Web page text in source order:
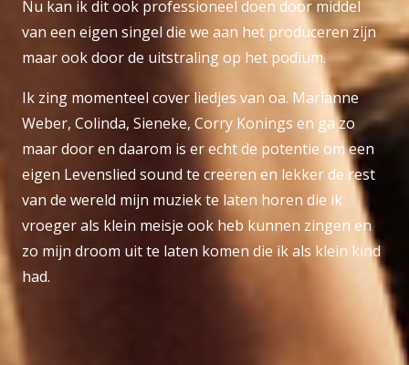
Nu kan ik dit ook professioneel doen door middel
van een eigen singel die we aan het produceren zijn
maar ook door de uitstraling op het podium.
Ik zing momenteel cover liedjes van oa. Marianne
Weber, Colinda, Sieneke, Corry Konings en ga zo
maar door en daarom is er echt de potentie om een
eigen Levenslied sound te creëren en lekker de rest
van de wereld mijn muziek te laten horen die ik
vroeger als klein meisje ook heb kunnen zingen en
zo mijn droom uit te laten komen die ik als klein kind
had.